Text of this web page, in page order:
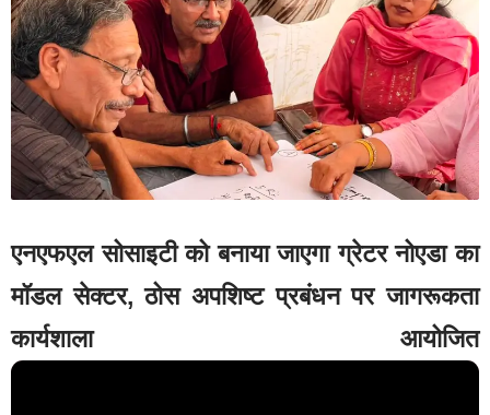
एनएफएल सोसाइटी को बनाया जाएगा ग्रेटर नोएडा का
मॉडल सेक्टर, ठोस अपशिष्ट प्रबंधन पर जागरूकता
कार्यशाला आयोजित